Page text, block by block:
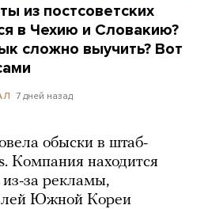
из постсоветских
в Чехию и Словакию?
сложно выучить? Вот
7 дней назад
обыски в штаб-
Компания находится
из-за рекламы,
Южной Кореи